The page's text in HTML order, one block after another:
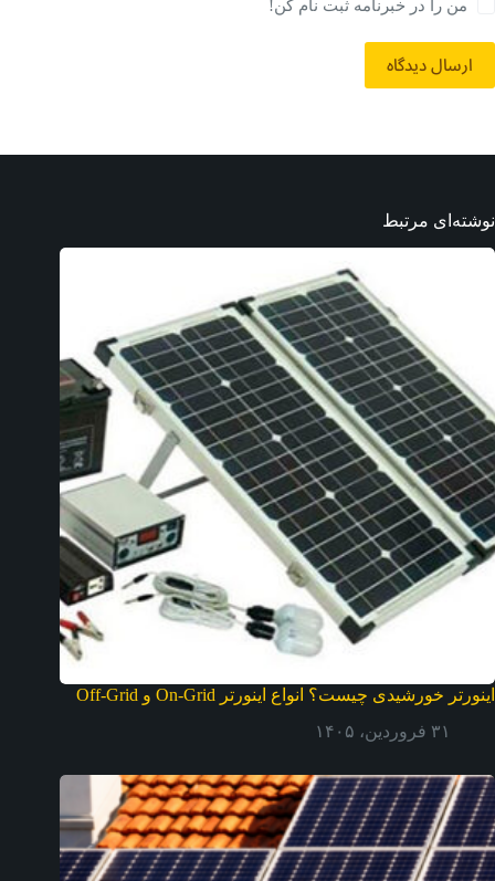
من را در خبرنامه ثبت نام کن!
ارسال دیدگاه
نوشته‌ای مرتبط
اینورتر خورشیدی چیست؟ انواع اینورتر On-Grid و Off-Grid
۳۱ فروردین، ۱۴۰۵